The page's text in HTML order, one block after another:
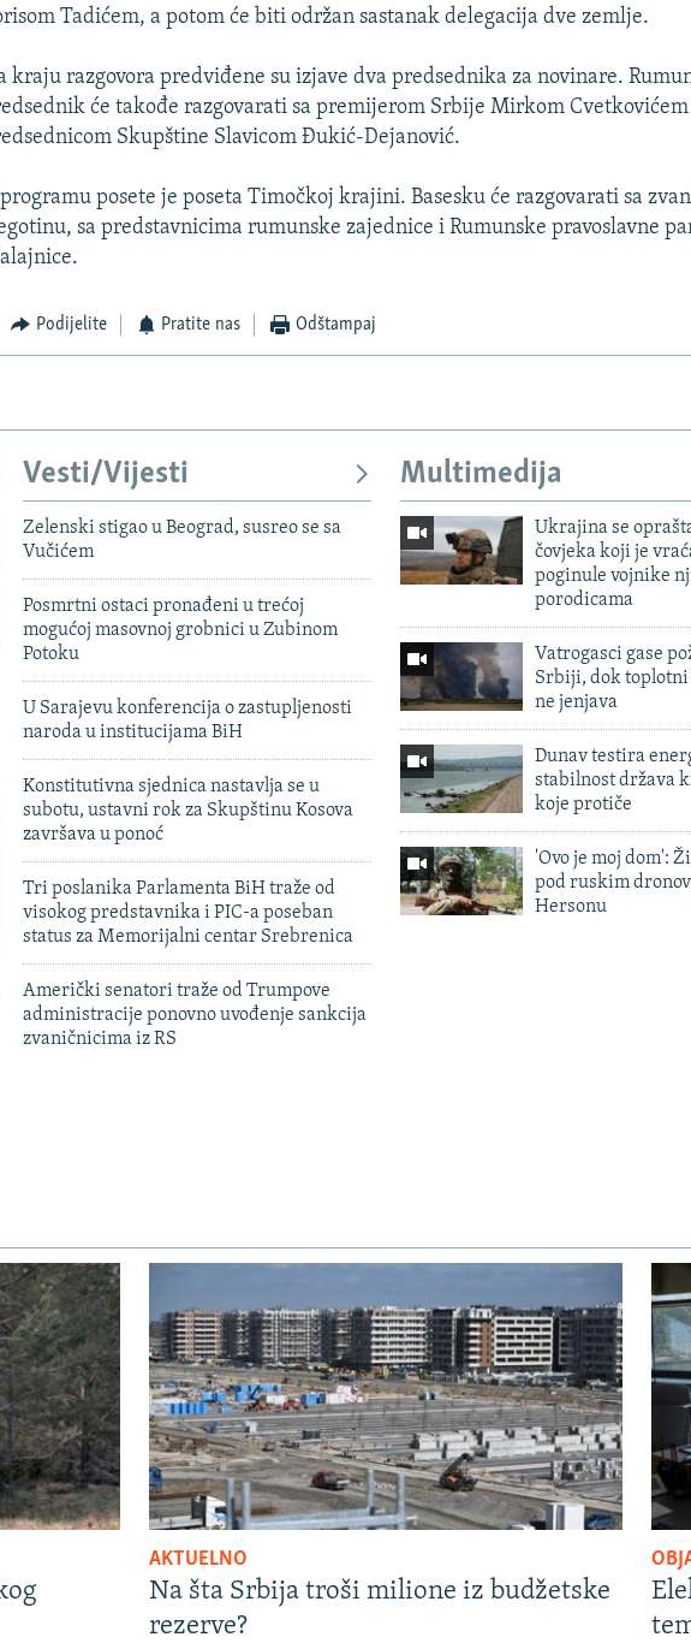
Tadićem, a potom će biti održan sastanak delegacija dve zemlje.
kraju razgovora predviđene su izjave dva predsednika za novinare.
će takođe razgovarati sa premijerom Srbije Mirkom Cvetkovićem
Skupštine Slavicom Đukić-Dejanović.
posete je poseta Timočkoj krajini. Basesku će razgovarati sa
sa predstavnicima rumunske zajednice i Rumunske pravoslavne
Podijelite Pratite nas Odštampaj
Vesti/Vijesti
Zelenski stigao u Beograd, susreo se sa
Vučićem
Posmrtni ostaci pronađeni u trećoj
mogućoj masovnoj grobnici u Zubinom
Potoku
U Sarajevu konferencija o zastupljenosti
naroda u institucijama BiH
Konstitutivna sjednica nastavlja se u
subotu, ustavni rok za Skupštinu Kosova
završava u ponoć
Tri poslanika Parlamenta BiH traže od
visokog predstavnika i PIC-a poseban
status za Memorijalni centar Srebrenica
Američki senatori traže od Trumpove
administracije ponovno uvođenje sankcija
zvaničnicima iz RS
Multimedija
Ukrajina se
čovjeka koji je
poginule vojnike
porodicama
Vatrogasci gase
Srbiji, dok toplotni
ne jenjava
Dunav testira
stabilnost država
koje protiče
'Ovo je moj dom':
pod ruskim
Hersonu
AKTUELNO
Na šta Srbija troši milione iz budžetske
rezerve?